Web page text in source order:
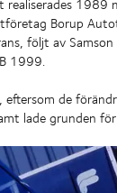
realiserades 1989
Borup
följt av
1999.
de
lade grunden